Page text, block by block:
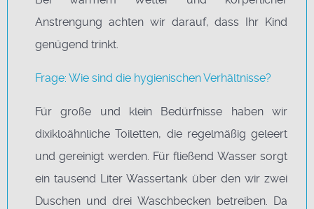
Anstrengung achten wir darauf, dass Ihr Kind
genügend trinkt.
Frage: Wie sind die hygienischen Verhältnisse?
Für große und klein Bedürfnisse haben wir
dixikloähnliche Toiletten, die regelmäßig geleert
und gereinigt werden. Für fließend Wasser sorgt
ein tausend Liter Wassertank über den wir zwei
Duschen und drei Waschbecken betreiben. Da